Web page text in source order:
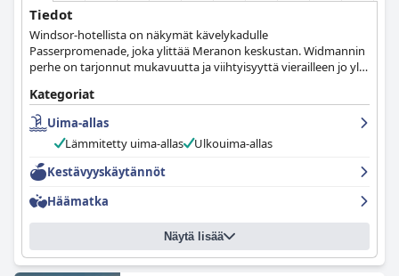
Tiedot
Windsor-hotellista on näkymät kävelykadulle
Passerpromenade, joka ylittää Meranon keskustan. Widmannin
perhe on tarjonnut mukavuutta ja viihtyisyyttä vierailleen jo yli
residenssissä, joka on hiljattain uusittu.
Kategoriat
Uima-allas
Lämmitetty uima-allas
Ulkouima-allas
Kestävyyskäytännöt
Häämatka
Näytä lisää